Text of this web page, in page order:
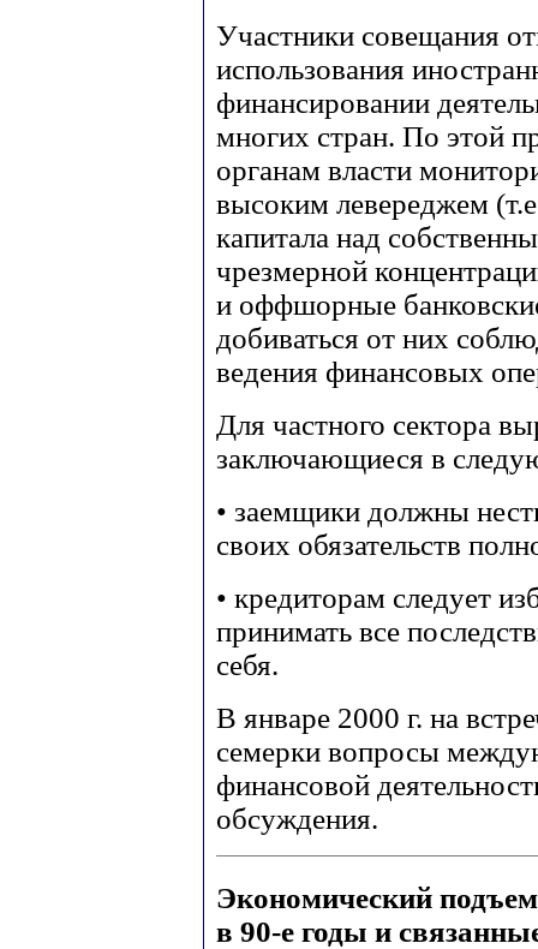
Участники совещания
использования
финансировании
многих стран. По этой
органам власти
высоким левереджем
капитала над
чрезмерной
и оффшорные
добиваться от них
ведения финансовых
Для частного сектора
заключающиеся в
• заемщики должны
своих обязательств
• кредиторам следует
принимать все
себя.
В январе 2000 г. на
семерки вопросы
финансовой
обсуждения.
Экономический
в 90-е годы и